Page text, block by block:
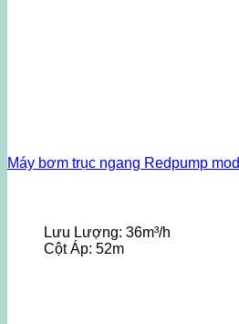
Máy bơm trục ngang Redpump
Lưu Lượng: 36m³/h
Cột Áp: 52m